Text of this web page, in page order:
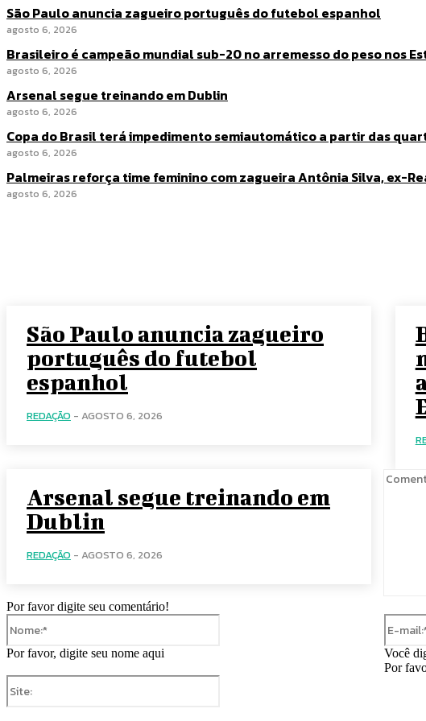
São Paulo anuncia zagueiro português do futebol espanhol
agosto 6, 2026
Brasileiro é campeão mundial sub-20 no arremesso do peso nos
agosto 6, 2026
Arsenal segue treinando em Dublin
agosto 6, 2026
Copa do Brasil terá impedimento semiautomático a partir das
agosto 6, 2026
Palmeiras reforça time feminino com zagueira Antônia Silva, ex-
agosto 6, 2026
São Paulo anuncia zagueiro
português do futebol
espanhol
REDAÇÃO - AGOSTO 6, 2026
Arsenal segue treinando em
Dublin
REDAÇÃO - AGOSTO 6, 2026
Por favor digite seu comentário!
Por favor, digite seu nome aqui
Você
Por